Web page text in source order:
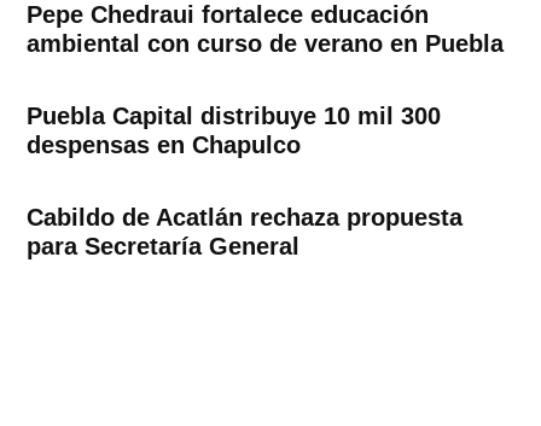
Pepe Chedraui fortalece educación
ambiental con curso de verano en Puebla
Puebla Capital distribuye 10 mil 300
despensas en Chapulco
Cabildo de Acatlán rechaza propuesta
para Secretaría General